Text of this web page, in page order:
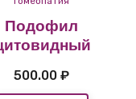
Подофил
500.00 ₽